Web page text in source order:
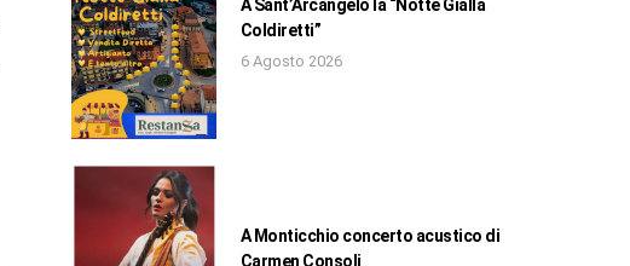
A Sant’Arcangelo la “Notte Gialla
Coldiretti”
6 Agosto 2026
A Monticchio concerto acustico di
Carmen Consoli